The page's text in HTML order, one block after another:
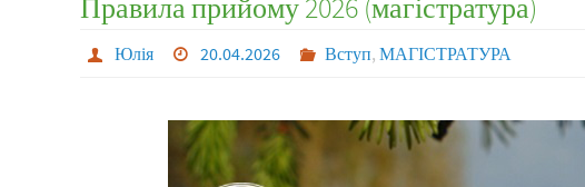
Юлія 20.04.2026 Вступ,МАГІСТРАТУРА